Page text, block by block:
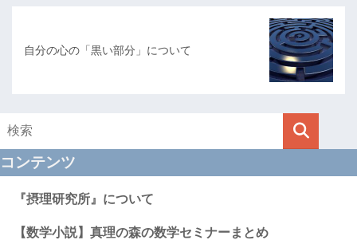
自分の心の「黒い部分」について
コンテンツ
『摂理研究所』について
【数学小説】真理の森の数学セミナーまとめ